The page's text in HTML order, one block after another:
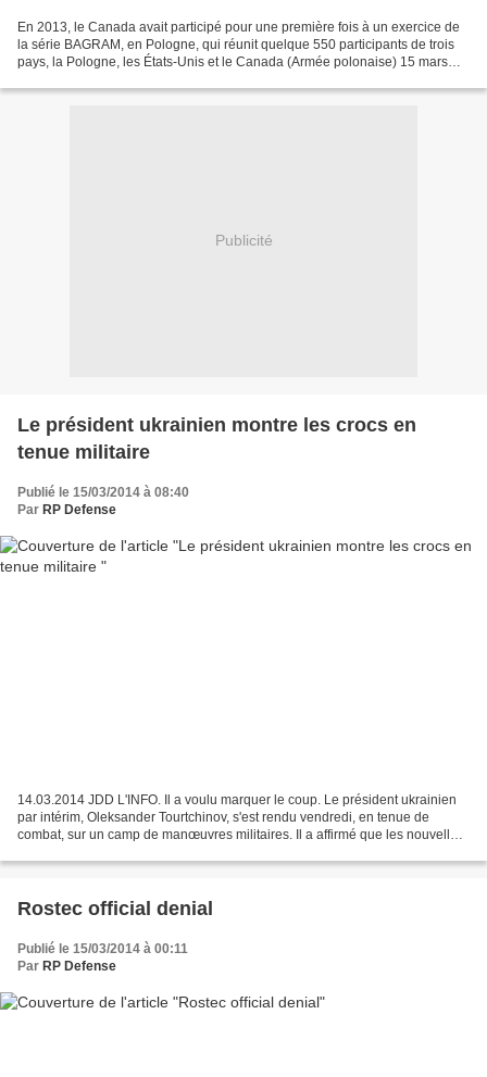
En 2013, le Canada avait participé pour une première fois à un exercice de
la série BAGRAM, en Pologne, qui réunit quelque 550 participants de trois
pays, la Pologne, les États-Unis et le Canada (Armée polonaise) 15 mars
Publicité
Le président ukrainien montre les crocs en
tenue militaire
Publié le 15/03/2014 à 08:40
Par RP Defense
14.03.2014 JDD L'INFO. Il a voulu marquer le coup. Le président ukrainien
par intérim, Oleksander Tourtchinov, s'est rendu vendredi, en tenue de
combat, sur un camp de manœuvres militaires. Il a affirmé que les nouvelles
Rostec official denial
Publié le 15/03/2014 à 00:11
Par RP Defense